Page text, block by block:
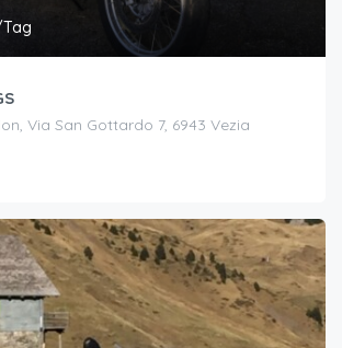
Via San Gottardo 7, 6943 Vezia